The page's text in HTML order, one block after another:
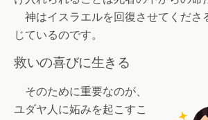
神はイスラエルを回復させてくださ
じているのです。
救いの喜びに生きる
そのために重要なのが、
ユダヤ人に妬みを起こすこ